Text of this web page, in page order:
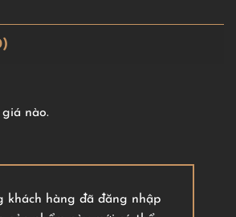
nào.
khách hàng đã đăng nhập